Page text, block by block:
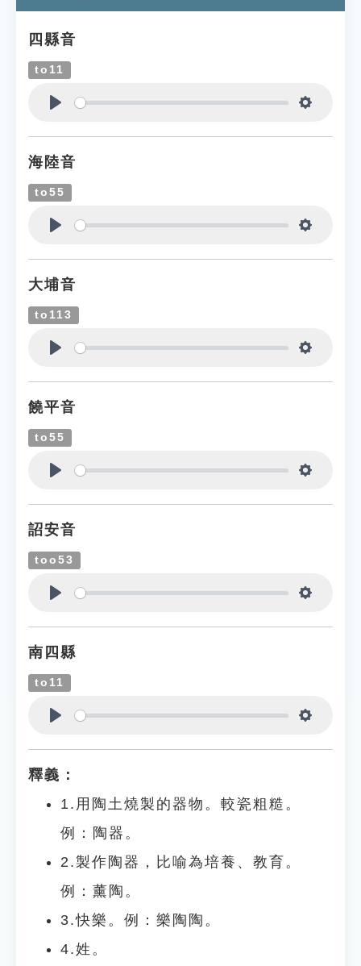
四縣音
to11
海陸音
to55
大埔音
to113
饒平音
to55
詔安音
too53
南四縣
to11
釋義：
1.用陶土燒製的器物。較瓷粗糙。
例：陶器。
2.製作陶器，比喻為培養、教育。
例：薰陶。
3.快樂。例：樂陶陶。
4.姓。